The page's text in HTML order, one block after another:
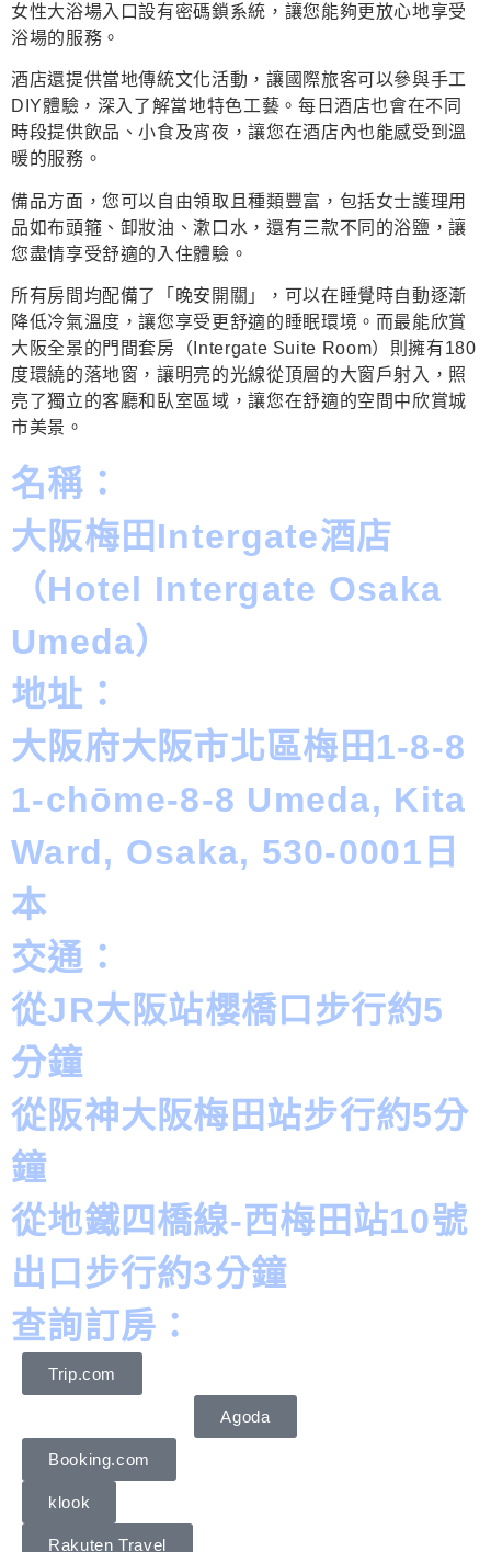
女性大浴場入口設有密碼鎖系統，讓您能夠更放心地享受
浴場的服務。
酒店還提供當地傳統文化活動，讓國際旅客可以參與手工
DIY體驗，深入了解當地特色工藝。每日酒店也會在不同
時段提供飲品、小食及宵夜，讓您在酒店內也能感受到溫
暖的服務。
備品方面，您可以自由領取且種類豐富，包括女士護理用
品如布頭箍、卸妝油、漱口水，還有三款不同的浴鹽，讓
您盡情享受舒適的入住體驗。
所有房間均配備了「晚安開關」，可以在睡覺時自動逐漸
降低冷氣溫度，讓您享受更舒適的睡眠環境。而最能欣賞
大阪全景的門間套房（Intergate Suite Room）則擁有180
度環繞的落地窗，讓明亮的光線從頂層的大窗戶射入，照
亮了獨立的客廳和臥室區域，讓您在舒適的空間中欣賞城
市美景。
名稱：
大阪梅田Intergate酒店
（Hotel Intergate Osaka
Umeda）
地址：
大阪府大阪市北區梅田1-8-8
1-chōme-8-8 Umeda, Kita
Ward, Osaka, 530-0001日
本
交通：
從JR大阪站櫻橋口步行約5
分鐘
從阪神大阪梅田站步行約5分
鐘
從地鐵四橋線-西梅田站10號
出口步行約3分鐘
查詢訂房：
Trip.com
Agoda
Booking.com
klook
Rakuten Travel